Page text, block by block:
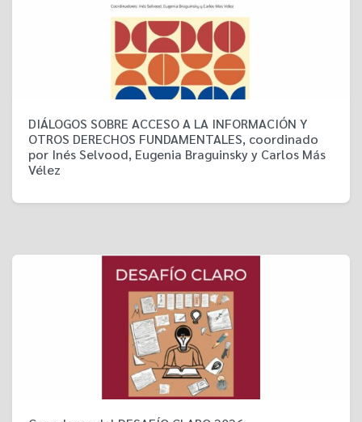
DIÁLOGOS SOBRE ACCESO A LA INFORMACIÓN Y
OTROS DERECHOS FUNDAMENTALES, coordinado
por Inés Selvood, Eugenia Braguinsky y Carlos Más
Vélez